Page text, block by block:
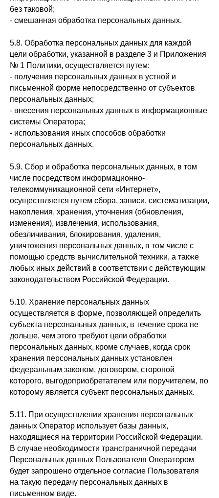
без таковой;
- смешанная обработка персональных данных.
5.8. Обработка персональных данных для каждой
цели обработки, указанной в разделе 3 и Приложения
№ 1 Политики, осуществляется путем:
- получения персональных данных в устной и
письменной форме непосредственно от субъектов
персональных данных;
- внесения персональных данных в информационные
системы Оператора;
- использования иных способов обработки
персональных данных.
5.9. Сбор и обработка персональных данных, в том
числе посредством информационно-
телекоммуникационной сети «Интернет»,
осуществляется путем сбора, записи, систематизации,
накопления, хранения, уточнения (обновления,
изменения), извлечения, использования,
обезличивания, блокирования, удаления,
уничтожения персональных данных, в том числе с
помощью средств вычислительной техники, а также
любых иных действий в соответствии с действующим
законодательством Российской Федерации.
5.10. Хранение персональных данных
осуществляется в форме, позволяющей определить
субъекта персональных данных, в течение срока не
дольше, чем этого требуют цели обработки
персональных данных, кроме случаев, когда срок
хранения персональных данных установлен
федеральным законом, договором, стороной
которого, выгодоприобретателем или поручителем, по
которому является субъект персональных данных.
5.11. При осуществлении хранения персональных
данных Оператор использует базы данных,
находящиеся на территории Российской Федерации.
В случае необходимости трансграничной передачи
Персональных данных Пользователя Оператором
будет запрошено отдельное согласие Пользователя
на такую передачу персональных данных в
письменном виде.